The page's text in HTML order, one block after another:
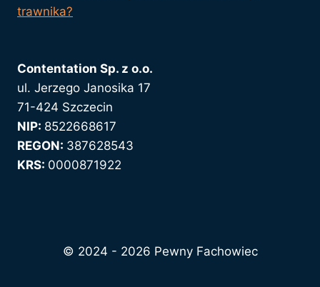
trawnika?
Contentation Sp. z o.o.
ul. Jerzego Janosika 17
71-424 Szczecin
NIP: 8522668617
REGON: 387628543
KRS: 0000871922
© 2024 - 2026 Pewny Fachowiec